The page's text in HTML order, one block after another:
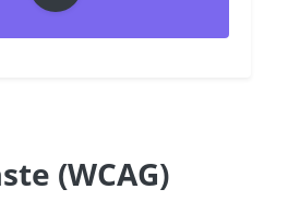
(WCAG)